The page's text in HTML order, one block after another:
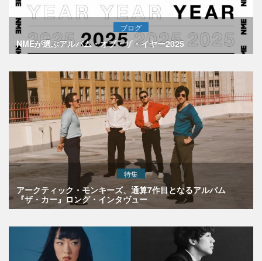
ブログ
NMEが選ぶアルバム・オブ・ザ・イヤー2025
特集
アークティック・モンキーズ、通算7作目となるアルバム
『ザ・カー』ロング・インタヴュー